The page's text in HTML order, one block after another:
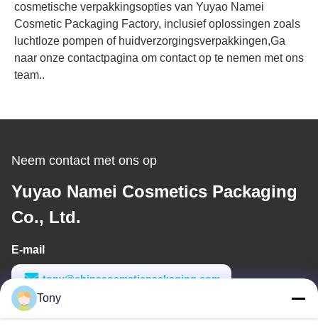
cosmetische verpakkingsopties van Yuyao Namei
Cosmetic Packaging Factory, inclusief oplossingen zoals
luchtloze pompen of huidverzorgingsverpakkingen,Ga
naar onze contactpagina om contact op te nemen met ons
team..
Neem contact met ons op
Yuyao Namei Cosmetics Packaging
Co., Ltd.
E-mail
tony@chinacosmeticpackaging.com
Werktijd
Tony